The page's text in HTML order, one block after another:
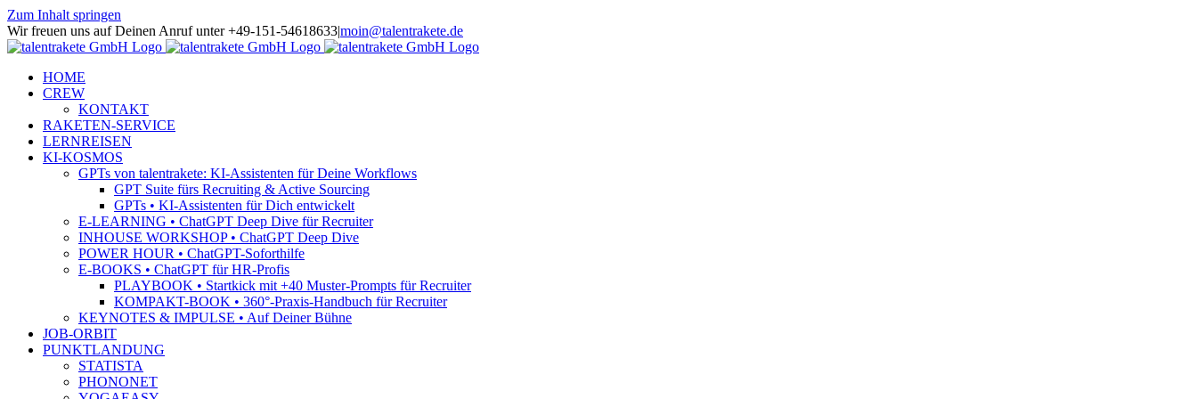
Zum Inhalt springen
Wir freuen uns auf Deinen Anruf unter +49-151-54618633|moin@talentrakete.de
HOME
CREW
KONTAKT
RAKETEN-SERVICE
LERNREISEN
KI-KOSMOS
GPTs von talentrakete: KI-Assistenten für Deine Workflows
GPT Suite fürs Recruiting & Active Sourcing
GPTs • KI-Assistenten für Dich entwickelt
E-LEARNING • ChatGPT Deep Dive für Recruiter
INHOUSE WORKSHOP • ChatGPT Deep Dive
POWER HOUR • ChatGPT-Soforthilfe
E-BOOKS • ChatGPT für HR-Profis
PLAYBOOK • Startkick mit +40 Muster-Prompts für Recruiter
KOMPAKT-BOOK • 360°-Praxis-Handbuch für Recruiter
KEYNOTES & IMPULSE • Auf Deiner Bühne
JOB-ORBIT
PUNKTLANDUNG
STATISTA
PHONONET